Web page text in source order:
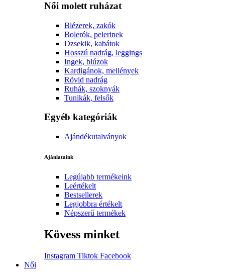
Női molett ruházat
Blézerek, zakók
Bolerók, pelerinek
Dzsekik, kabátok
Hosszú nadrág, leggings
Ingek, blúzok
Kardigánok, mellények
Rövid nadrág
Ruhák, szoknyák
Tunikák, felsők
Egyéb kategóriák
Ajándékutalványok
Ajánlataink
Legújabb termékeink
Leértékelt
Bestsellerek
Legjobbra értékelt
Népszerű termékek
Kövess minket
Instagram Tiktok Facebook
Női